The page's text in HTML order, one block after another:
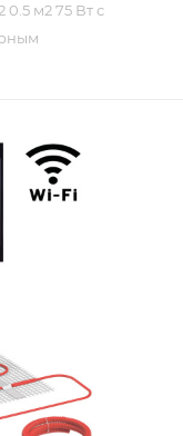
0.5 м2 75 Вт с